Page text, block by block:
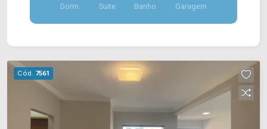
lavabo; > 01 vaga de garagem. Localizado no
bairro Vila Santa Maria, este condomínio está
fácil acesso ao Centro. Esta região conta com
escola Prof. Alcindo Soares do Nascimento,
supermercados Itália e Pague Menos, farmácias,
Restaurante do Mineiro e Shopping Welcome
Dorm. Suite Banho Garagem
Cód. 7561